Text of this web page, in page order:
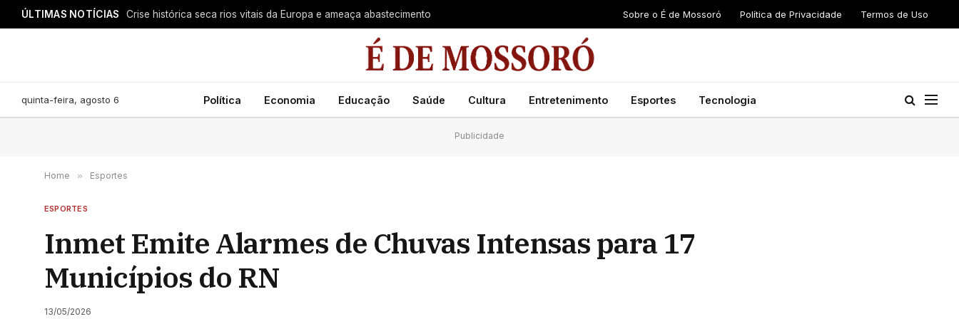
ÚLTIMAS NOTÍCIAS Crise histórica seca rios vitais da Europa e ameaça abastecimento Sobre o É de Mossoró Política de Privacidade Termos de Uso
quinta-feira, agosto 6 Política Economia Educação Saúde Cultura Entretenimento Esportes Tecnologia
Publicidade
Home » Esportes
ESPORTES
Inmet Emite Alarmes de Chuvas Intensas para 17
Municípios do RN
13/05/2026